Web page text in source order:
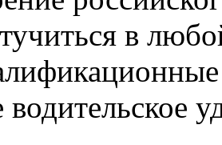
в
водительское